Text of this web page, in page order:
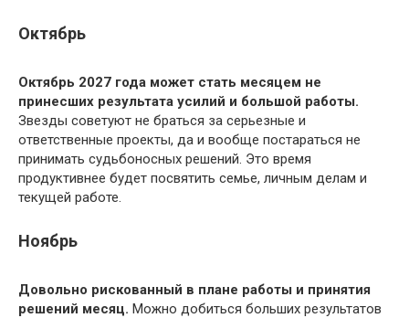
Октябрь
Октябрь 2027 года может стать месяцем не
принесших результата усилий и большой работы.
Звезды советуют не браться за серьезные и
ответственные проекты, да и вообще постараться не
принимать судьбоносных решений. Это время
продуктивнее будет посвятить семье, личным делам и
текущей работе.
Ноябрь
Довольно рискованный в плане работы и принятия
решений месяц. Можно добиться больших результатов